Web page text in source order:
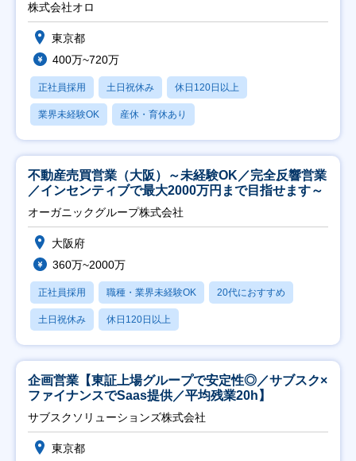
株式会社オロ
東京都
400万~720万
正社員採用 土日祝休み 休日120日以上
業界未経験OK 産休・育休あり
不動産売買営業（大阪）～未経験OK／完全反響営業
／インセンティブで最大2000万円まで目指せます～
オーガニックグループ株式会社
大阪府
360万~2000万
正社員採用 職種・業界未経験OK 20代におすすめ
土日祝休み 休日120日以上
企画営業【東証上場グループで安定性◎／サブスク×
ファイナンスでSaas提供／平均残業20h】
サブスクソリューションズ株式会社
東京都